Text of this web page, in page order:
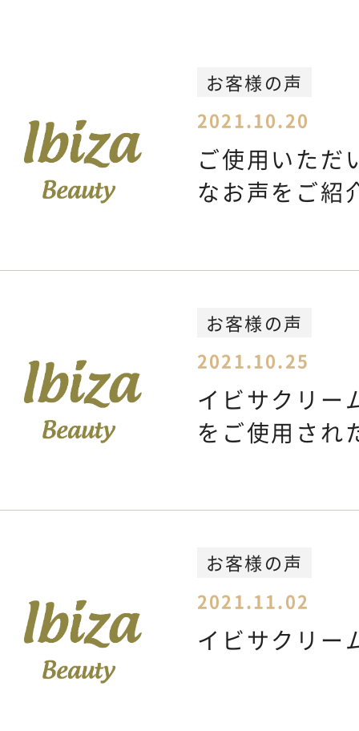
ボディケア
NEWSお知らせ
CONTACT
お客様の声
2021.10.20
ご使用いただ
なお声をご紹
お客様の声
2021.10.25
イビサクリー
をご使用され
お客様の声
2021.11.02
イビサクリー